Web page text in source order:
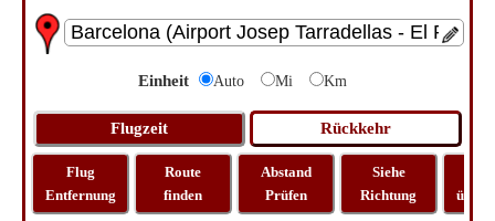
Einheit Auto Mi Km
Flug
Entfernung
Route
finden
Abstand
Prüfen
Siehe
Richtung